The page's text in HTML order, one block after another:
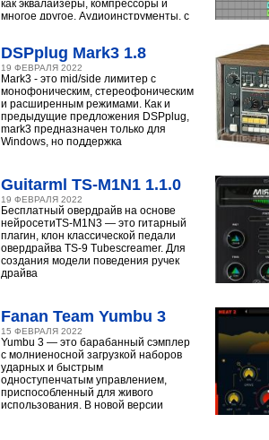
как эквалайзеры, компрессоры и
многое другое. Аудиоинструменты, с
DSPplug Mark3 1.8
19 ФЕВРАЛЯ 2022
Mark3 - это mid/side лимитер с
монофоническим, стереофоническим
и расширенным режимами. Как и
предыдущие предложения DSPplug,
mark3 предназначен только для
Windows, но поддержка
Guitarml TS-M1N1 1.1.0
19 ФЕВРАЛЯ 2022
Бесплатный овердрайв на основе
нейросетиTS-M1N3 — это гитарный
плагин, клон классической педали
овердрайва TS-9 Tubescreamer. Для
создания модели поведения ручек
драйва
Fanan Team Yumbu 3
15 ФЕВРАЛЯ 2022
Yumbu 3 — это барабанный сэмплер
с молниеносной загрузкой наборов
ударных и быстрым
одноступенчатым управлением,
приспособленный для живого
использования. В новой версии